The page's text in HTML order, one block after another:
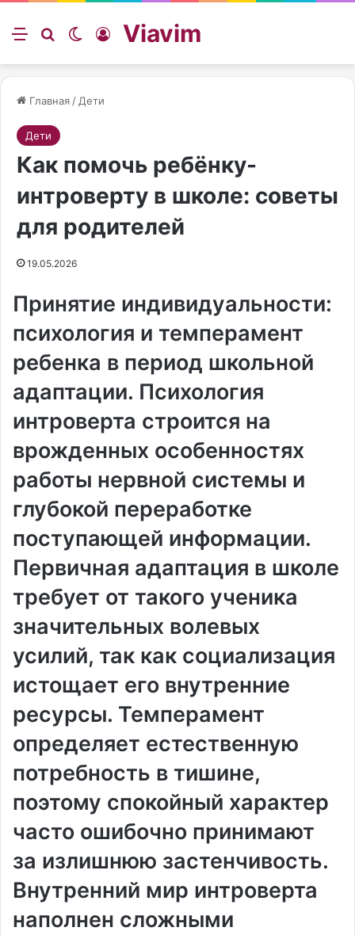
Меню ИскатьSwitch skin
Войти
Viavim
Главная / Дети
Дети
Как помочь ребёнку-
интроверту в школе: советы
для родителей
19.05.2026
Принятие индивидуальности:
психология и темперамент
ребенка в период школьной
адаптации. Психология
интроверта строится на
врожденных особенностях
работы нервной системы и
глубокой переработке
поступающей информации.
Первичная адаптация в школе
требует от такого ученика
значительных волевых
усилий, так как социализация
истощает его внутренние
ресурсы. Темперамент
определяет естественную
потребность в тишине,
поэтому спокойный характер
часто ошибочно принимают
за излишнюю застенчивость.
Внутренний мир интроверта
наполнен сложными